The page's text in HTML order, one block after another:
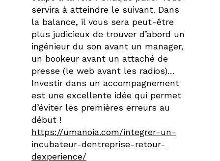
servira à atteindre le suivant. Dans
la balance, il vous sera peut-être
plus judicieux de trouver d’abord un
ingénieur du son avant un manager,
un bookeur avant un attaché de
presse (le web avant les radios)…
Investir dans un accompagnement
est une excellente idée qui permet
d’éviter les premières erreurs au
début !
https://umanoia.com/integrer-un-
incubateur-dentreprise-retour-
dexperience/